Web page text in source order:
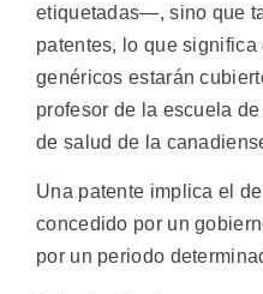
etiquetadas—, sino que
patentes, lo que significa
genéricos estarán
profesor de la escuela
de salud de la
Una patente implica el
concedido por un
por un periodo